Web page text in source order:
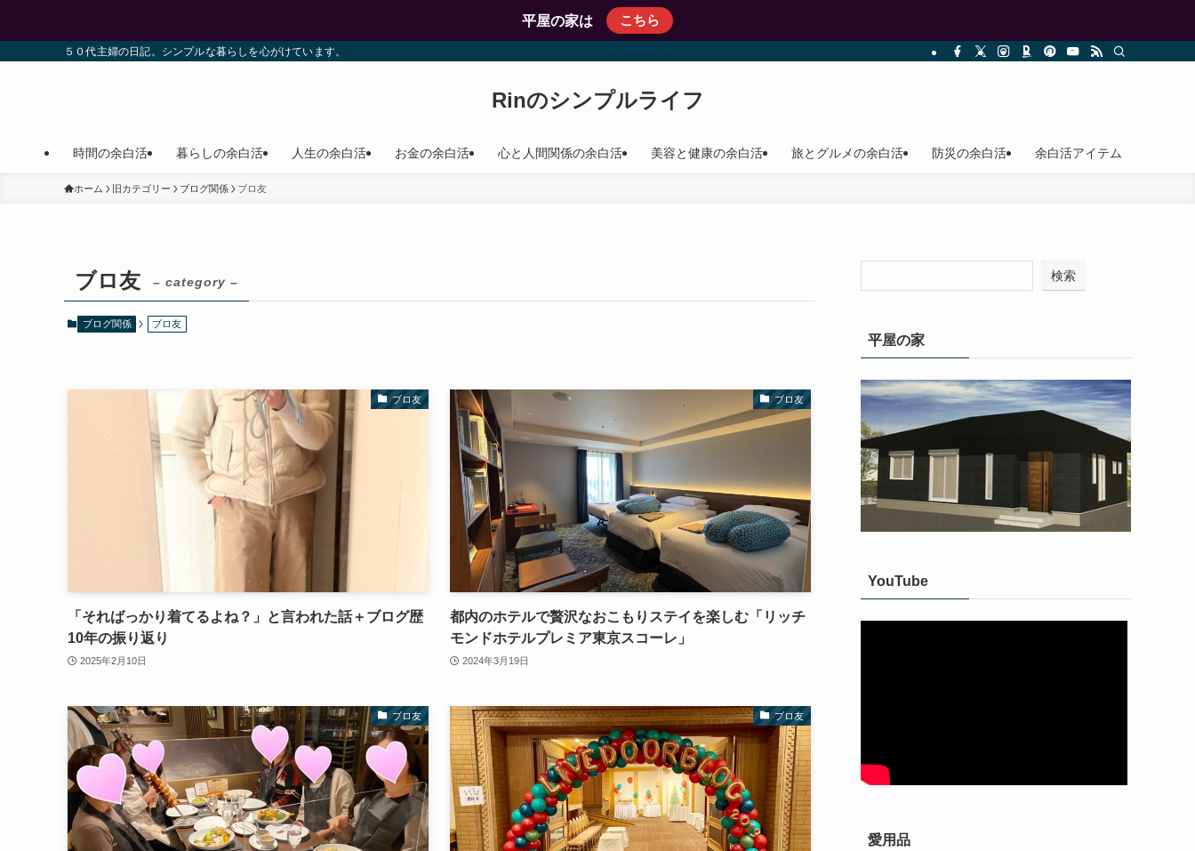
平屋の家は こちら
５０代主婦の日記。シンプルな暮らしを心がけています。
Rinのシンプルライフ
時間の余白活 暮らしの余白活 人生の余白活 お金の余白活 心と人間関係の余白活 美容と健康の余白活 旅とグルメの余白活 防災の余白活 余白活アイテム
ホーム 旧カテゴリー ブログ関係 ブロ友
ブロ友 – category –
ブログ関係 ブロ友
ブロ友
「そればっかり着てるよね？」と言われた話＋ブログ歴
10年の振り返り
2025年2月10日
ブロ友
都内のホテルで贅沢なおこもりステイを楽しむ「リッチ
モンドホテルプレミア東京スコーレ」
2024年3月19日
ブロ友 ブロ友
検索
平屋の家
YouTube
愛用品